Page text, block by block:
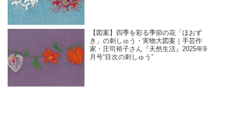
【図案】四季を彩る季節の花「ほおず
き」の刺しゅう・実物大図案｜手芸作
家・庄司裕子さん『天然生活』2025年9
月号“目次の刺しゅう”